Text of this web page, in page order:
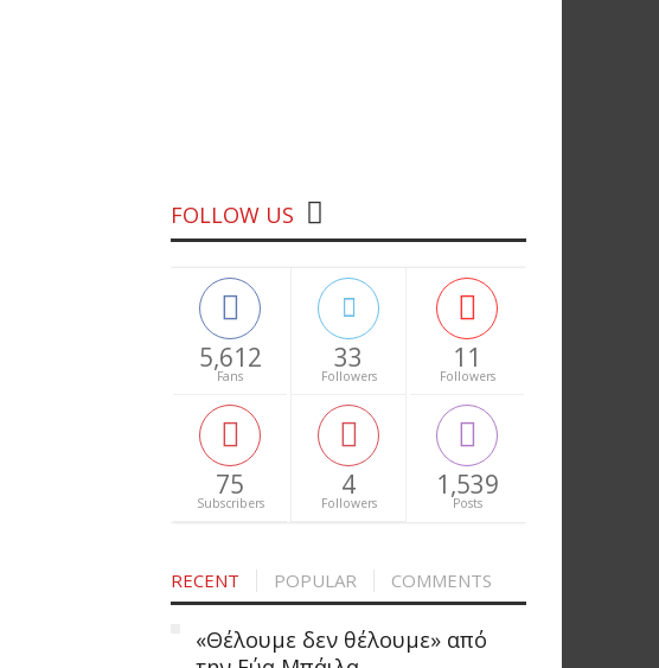
FOLLOW US
5,612
Fans
33
Followers
11
Followers
75
Subscribers
4
Followers
1,539
Posts
RECENT POPULAR COMMENTS
«Θέλουμε δεν θέλουμε» από